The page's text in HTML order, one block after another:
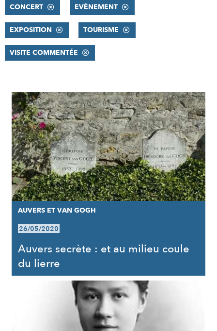
CONCERT EVÈNEMENT
EXPOSITION TOURISME
VISITE COMMENTÉE
RÉSULTATS
AUVERS ET VAN GOGH
26/05/2020
Auvers secrète : et au milieu coule
du lierre